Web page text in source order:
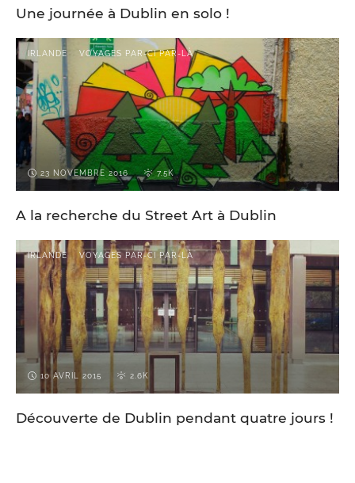
Une journée à Dublin en solo !
IRLANDE VOYAGES PAR-CI PAR-LÀ
23 NOVEMBRE 2016 7.5K
A la recherche du Street Art à Dublin
IRLANDE VOYAGES PAR-CI PAR-LÀ
10 AVRIL 2015 2.6K
Découverte de Dublin pendant quatre jours !